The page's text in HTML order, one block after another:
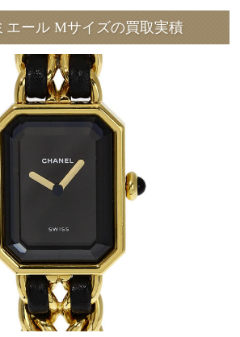
エール Mサイズの買取実積